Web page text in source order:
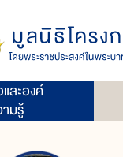
ละองค์
มรู้